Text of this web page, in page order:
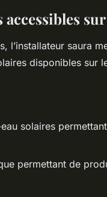
l’installateur saura
disponibles sur
solaires
permettant de